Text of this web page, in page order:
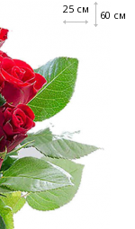
60 см
25 см